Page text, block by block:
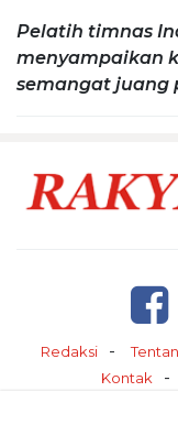
Pelatih timnas
menyampaikan
semangat juang
Redaksi
Kontak